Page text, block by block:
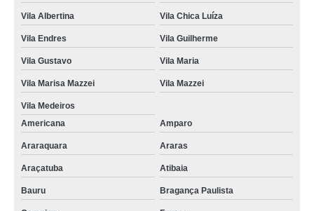
Vila Albertina Vila Chica Luíza
Vila Endres Vila Guilherme
Vila Gustavo Vila Maria
Vila Marisa Mazzei Vila Mazzei
Vila Medeiros
Americana
Amparo
Araraquara Araras
Araçatuba Atibaia
Bauru Bragança Paulista